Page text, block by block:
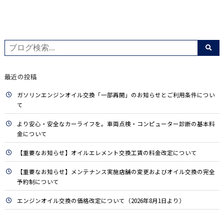
最近の投稿
ガソリンエンジンオイル交換「一部再開」のお知らせとご利用条件につい
て
より安心・安全なカーライフを。車両点検・コンピューター診断の基本料
金について
【重要なお知らせ】オイルエレメント交換工賃の料金改定について
【重要なお知らせ】メンテナンス実施店舗の変更およびオイル交換の完全
予約制について
エンジンオイル交換の価格改定について（2026年8月1日より）